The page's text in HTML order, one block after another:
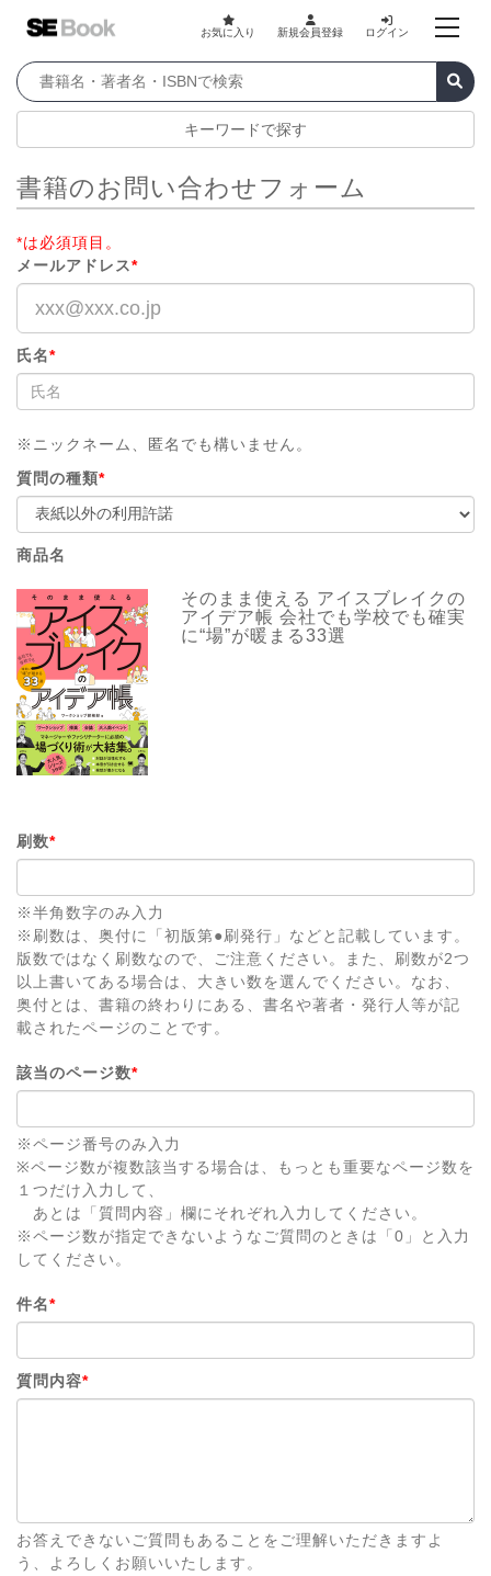
お気に入り 新規会員登録 ログイン
キーワードで探す
書籍のお問い合わせフォーム
*は必須項目。
メールアドレス*
氏名*
※ニックネーム、匿名でも構いません。
質問の種類*
商品名
そのまま使える アイスブレイクの
アイデア帳 会社でも学校でも確実
に“場”が暖まる33選
刷数*
※半角数字のみ入力
※刷数は、奥付に「初版第●刷発行」などと記載しています。
版数ではなく刷数なので、ご注意ください。また、刷数が2つ
以上書いてある場合は、大きい数を選んでください。なお、
奥付とは、書籍の終わりにある、書名や著者・発行人等が記
載されたページのことです。
該当のページ数*
※ページ番号のみ入力
※ページ数が複数該当する場合は、もっとも重要なページ数を
１つだけ入力して、
あとは「質問内容」欄にそれぞれ入力してください。
※ページ数が指定できないようなご質問のときは「0」と入力
してください。
件名*
質問内容*
お答えできないご質問もあることをご理解いただきますよ
う、よろしくお願いいたします。